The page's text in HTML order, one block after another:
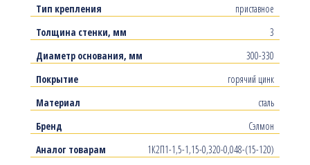
Тип крепления
приставное
Толщина стенки, мм
3
Диаметр основания, мм
300-330
Покрытие
горячий цинк
Материал
сталь
Бренд
Сэлмон
Аналог товарам
1К2П1-1,5-1,15-0,320-0,048-(15-120)